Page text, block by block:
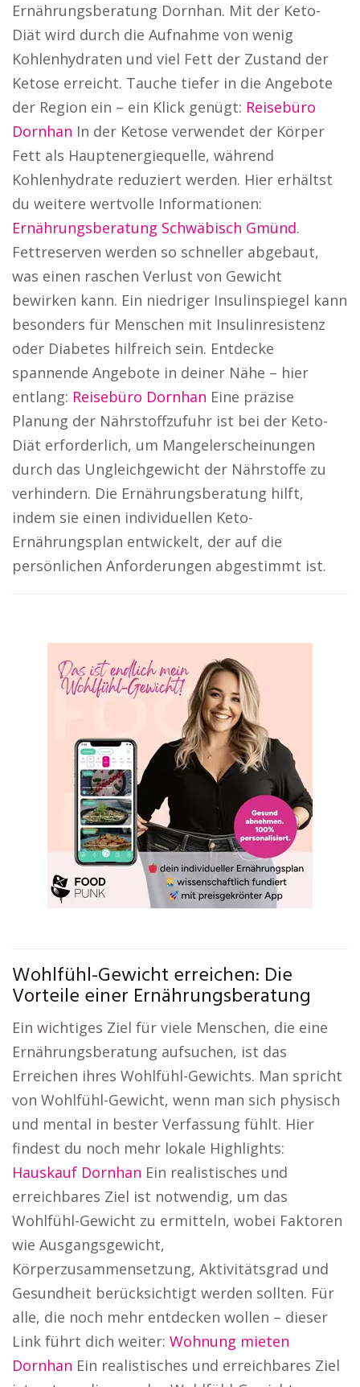
Ernährungsberatung Dornhan. Mit der Keto-
Diät wird durch die Aufnahme von wenig
Kohlenhydraten und viel Fett der Zustand der
Ketose erreicht. Tauche tiefer in die Angebote
der Region ein – ein Klick genügt: Reisebüro
Dornhan In der Ketose verwendet der Körper
Fett als Hauptenergiequelle, während
Kohlenhydrate reduziert werden. Hier erhältst
du weitere wertvolle Informationen:
Ernährungsberatung Schwäbisch Gmünd.
Fettreserven werden so schneller abgebaut,
was einen raschen Verlust von Gewicht
bewirken kann. Ein niedriger Insulinspiegel kann
besonders für Menschen mit Insulinresistenz
oder Diabetes hilfreich sein. Entdecke
spannende Angebote in deiner Nähe – hier
entlang: Reisebüro Dornhan Eine präzise
Planung der Nährstoffzufuhr ist bei der Keto-
Diät erforderlich, um Mangelerscheinungen
durch das Ungleichgewicht der Nährstoffe zu
verhindern. Die Ernährungsberatung hilft,
indem sie einen individuellen Keto-
Ernährungsplan entwickelt, der auf die
persönlichen Anforderungen abgestimmt ist.
Wohlfühl-Gewicht erreichen: Die
Vorteile einer Ernährungsberatung
Ein wichtiges Ziel für viele Menschen, die eine
Ernährungsberatung aufsuchen, ist das
Erreichen ihres Wohlfühl-Gewichts. Man spricht
von Wohlfühl-Gewicht, wenn man sich physisch
und mental in bester Verfassung fühlt. Hier
findest du noch mehr lokale Highlights:
Hauskauf Dornhan Ein realistisches und
erreichbares Ziel ist notwendig, um das
Wohlfühl-Gewicht zu ermitteln, wobei Faktoren
wie Ausgangsgewicht,
Körperzusammensetzung, Aktivitätsgrad und
Gesundheit berücksichtigt werden sollten. Für
alle, die noch mehr entdecken wollen – dieser
Link führt dich weiter: Wohnung mieten
Dornhan Ein realistisches und erreichbares Ziel